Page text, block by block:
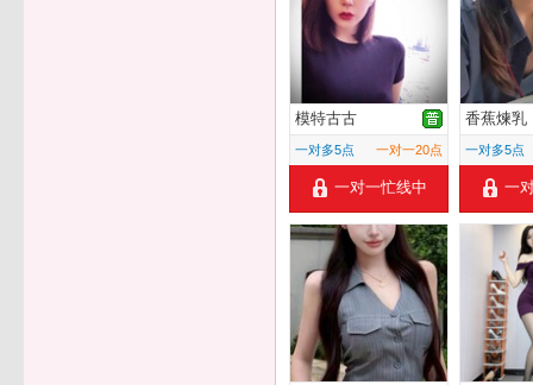
模特古古
一对多5点 一对一20点
一对一忙线中
香蕉煉乳
一对多5点
一